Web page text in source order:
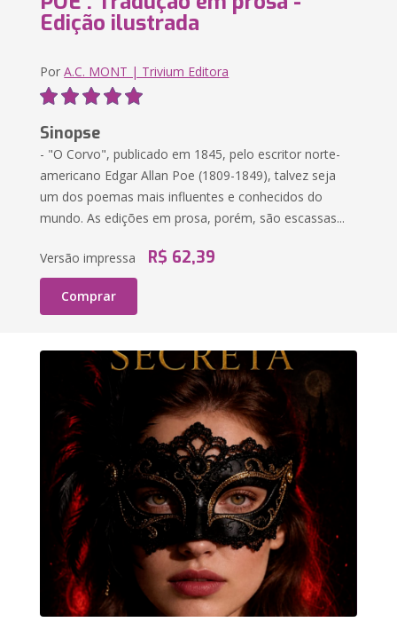
Edição ilustrada
PorA.C. MONT | Trivium Editora
Sinopse
- "O Corvo", publicado em 1845, pelo escritor norte-
americano Edgar Allan Poe (1809-1849), talvez seja
um dos poemas mais influentes e conhecidos do
mundo. As edições em prosa, porém, são escassas...
Versão impressa R$ 62,39
Comprar